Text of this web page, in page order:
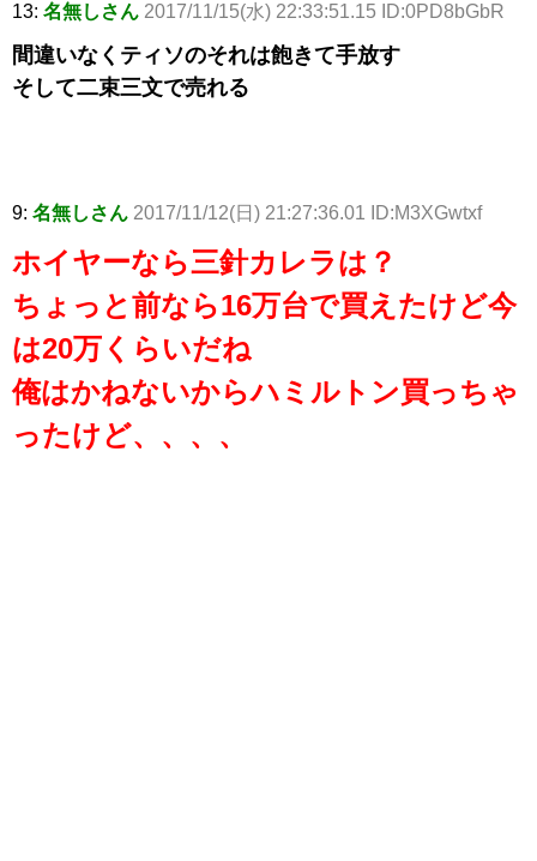
13: 名無しさん 2017/11/15(水) 22:33:51.15 ID:0PD8bGbR
間違いなくティソのそれは飽きて手放す
そして二束三文で売れる
9: 名無しさん 2017/11/12(日) 21:27:36.01 ID:M3XGwtxf
ホイヤーなら三針カレラは？
ちょっと前なら16万台で買えたけど今
は20万くらいだね
俺はかねないからハミルトン買っちゃ
ったけど、、、、